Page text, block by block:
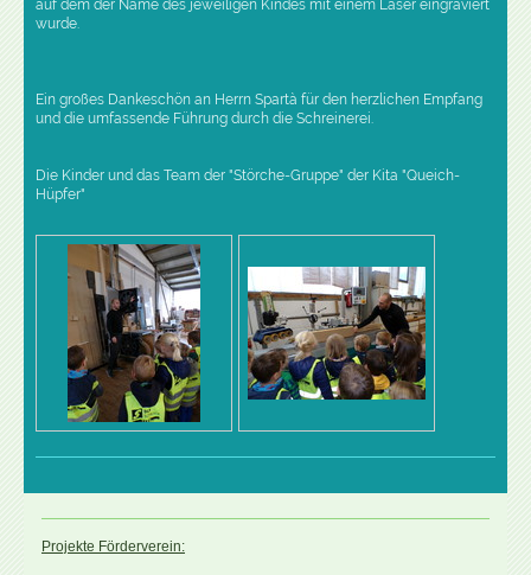
auf dem der Name des jeweiligen Kindes mit einem Laser eingraviert
wurde.
Ein großes Dankeschön an Herrn Spartà für den herzlichen Empfang
und die umfassende Führung durch die Schreinerei.
Die Kinder und das Team der "Störche-Gruppe" der Kita "Queich-
Hüpfer"
Projekte Förderverein: